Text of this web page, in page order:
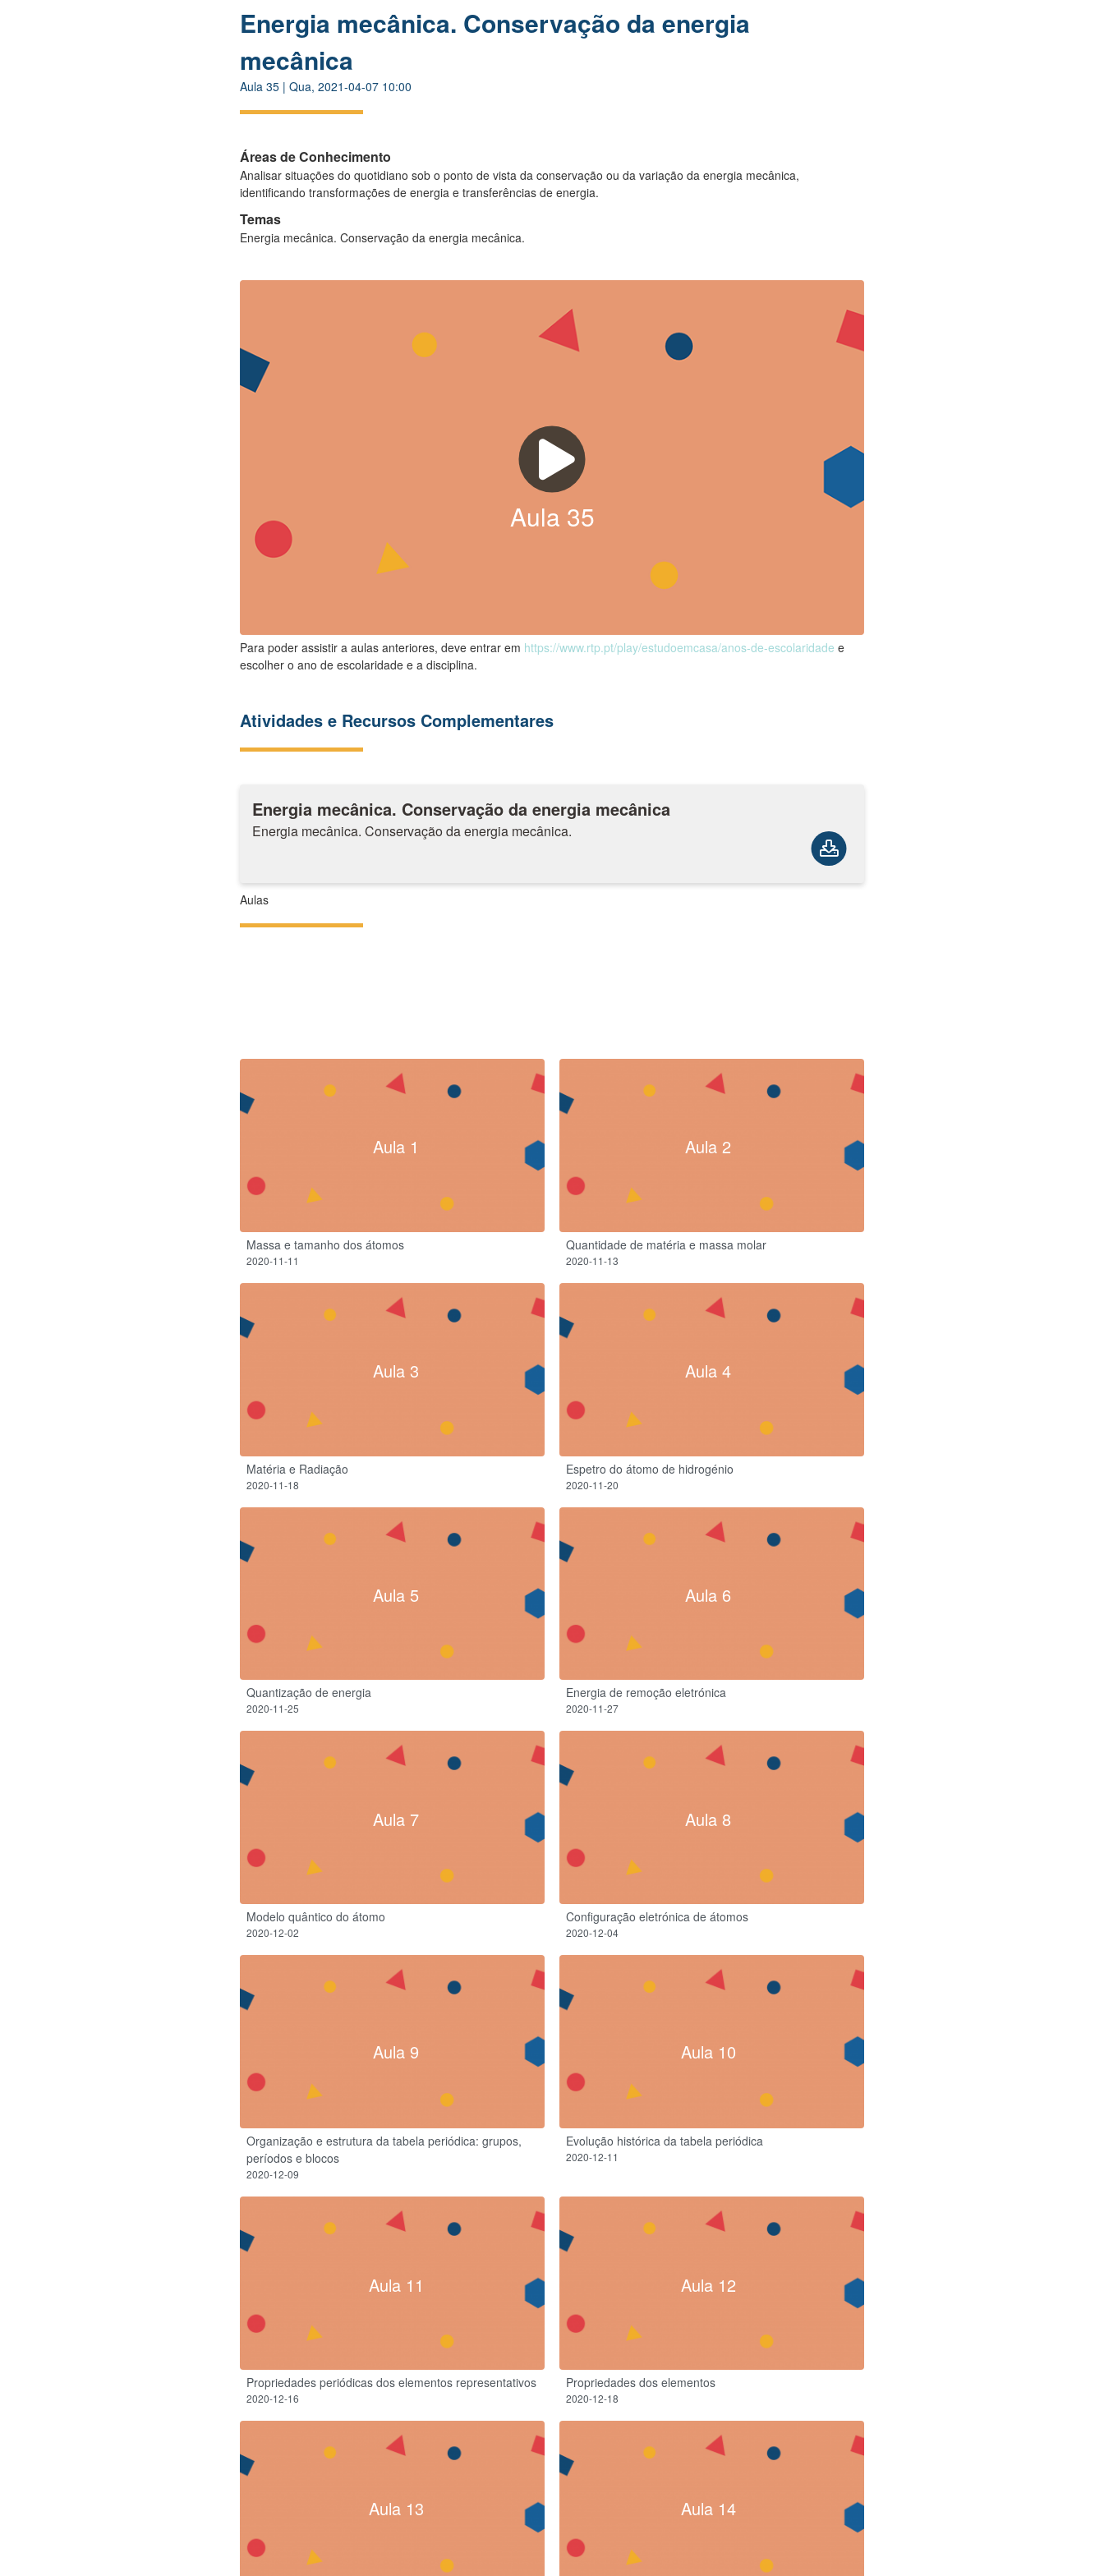
Energia mecânica. Conservação da energia
mecânica
Aula 35 | Qua, 2021-04-07 10:00
Áreas de Conhecimento
Analisar situações do quotidiano sob o ponto de vista da conservação ou da variação da energia mecânica,
identificando transformações de energia e transferências de energia.
Temas
Energia mecânica. Conservação da energia mecânica.
Aula 35
Para poder assistir a aulas anteriores, deve entrar em https://www.rtp.pt/play/estudoemcasa/anos-de-escolaridade e
escolher o ano de escolaridade e a disciplina.
Atividades e Recursos Complementares
Energia mecânica. Conservação da energia mecânica
Energia mecânica. Conservação da energia mecânica.
Aulas
Aula 1
Massa e tamanho dos átomos
2020-11-11
Aula 2
Quantidade de matéria e massa molar
2020-11-13
Aula 3
Matéria e Radiação
2020-11-18
Aula 4
Espetro do átomo de hidrogénio
2020-11-20
Aula 5
Quantização de energia
2020-11-25
Aula 6
Energia de remoção eletrónica
2020-11-27
Aula 7
Modelo quântico do átomo
2020-12-02
Aula 8
Configuração eletrónica de átomos
2020-12-04
Aula 9
Organização e estrutura da tabela periódica: grupos,
períodos e blocos
2020-12-09
Aula 10
Evolução histórica da tabela periódica
2020-12-11
Aula 11
Propriedades periódicas dos elementos representativos
2020-12-16
Aula 12
Propriedades dos elementos
2020-12-18
Aula 13 Aula 14